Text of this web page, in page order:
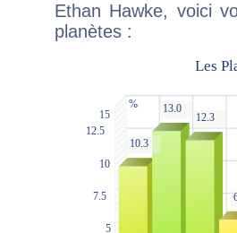
Ethan Hawke, voici
planètes :